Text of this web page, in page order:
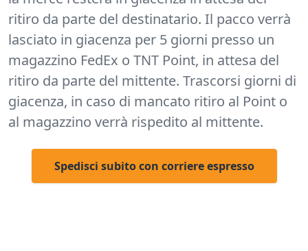
ritiro da parte del destinatario. Il pacco verrà
lasciato in giacenza per 5 giorni presso un
magazzino FedEx o TNT Point, in attesa del
ritiro da parte del mittente. Trascorsi giorni di
giacenza, in caso di mancato ritiro al Point o
al magazzino verrà rispedito al mittente.
Spedisci subito con corriere espresso